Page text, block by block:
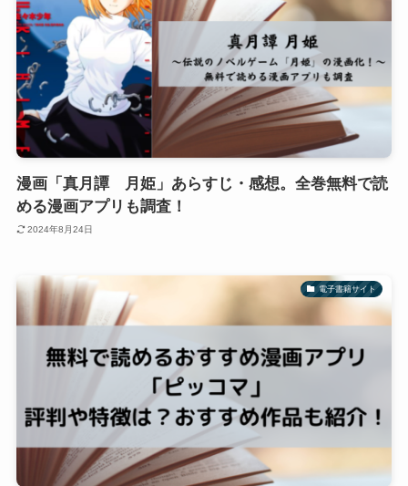
漫画「真月譚 月姫」あらすじ・感想。全巻無料で読
める漫画アプリも調査！
2024年8月24日
電子書籍サイト